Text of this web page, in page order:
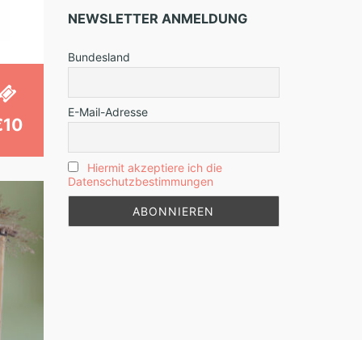
NEWSLETTER ANMELDUNG
Bundesland
E-Mail-Adresse
Hiermit akzeptiere ich die
Datenschutzbestimmungen